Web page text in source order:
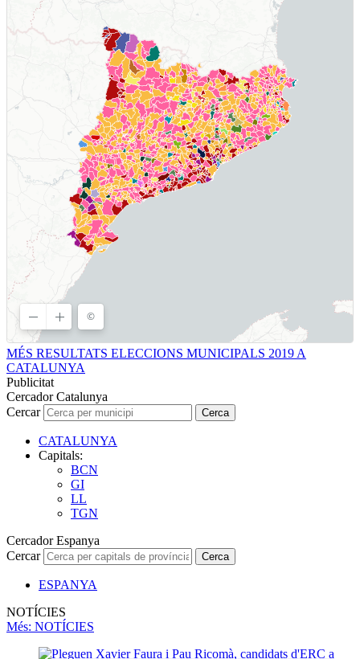
MÉS RESULTATS ELECCIONS MUNICIPALS 2019 A
CATALUNYA
Publicitat
Cercador Catalunya
Cercar
Cerca
CATALUNYA
Capitals:
BCN
GI
LL
TGN
Cercador Espanya
Cercar
Cerca
ESPANYA
NOTÍCIES
Més: NOTÍCIES